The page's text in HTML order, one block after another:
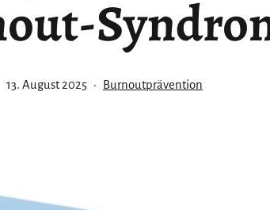
Veröffentlicht
13. August 2025
Kategorisiert
Burnoutprävention